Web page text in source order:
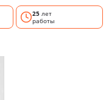
25 лет
работы